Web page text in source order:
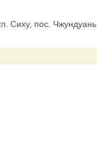
Сиху, пос. Чжундуань.